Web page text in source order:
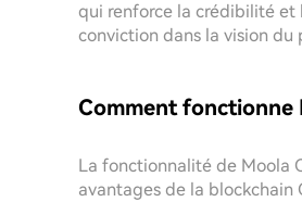
qui renforce la crédibilité et
conviction dans la vision
Comment fonctionne
La fonctionnalité de Moola
avantages de la